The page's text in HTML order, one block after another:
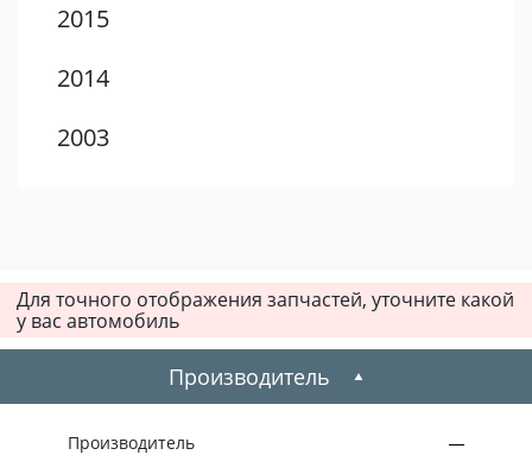
2015
2014
2003
2000
1998
Для точного отображения запчастей, уточните какой
у вас автомобиль
Производитель
Производитель